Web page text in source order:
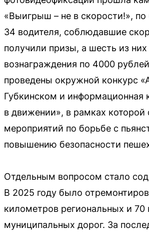
«Выигрыш – не в скорости!», по
34 водителя, соблюдавшие
получили призы, а шесть из
вознаграждения по 4000
проведены окружной конкурс
Губкинском и информационная
в движении», в рамках которой
мероприятий по борьбе с
повышению безопасности
Отдельным вопросом стало
В 2025 году было
километров региональных и 70
муниципальных дорог. За